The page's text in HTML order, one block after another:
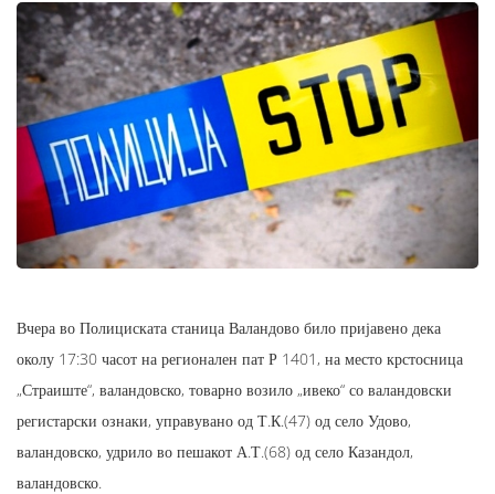
Вчера во Полициската станица Валандово било пријавено дека
околу 17:30 часот на регионален пат Р 1401, на место крстосница
„Страиште“, валандовско, товарно возило „ивеко“ со валандовски
регистарски ознаки, управувано од Т.К.(47) од село Удово,
валандовско, удрило во пешакот А.Т.(68) од село Казандол,
валандовско.